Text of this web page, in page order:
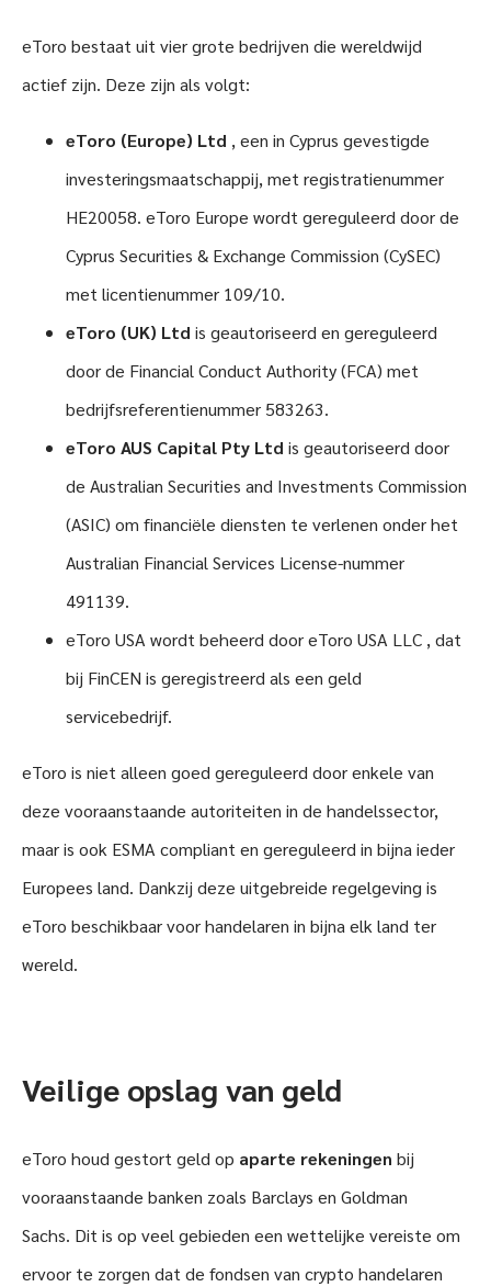
eToro bestaat uit vier grote bedrijven die wereldwijd
actief zijn. Deze zijn als volgt:
eToro (Europe) Ltd , een in Cyprus gevestigde
investeringsmaatschappij, met registratienummer
HE20058. eToro Europe wordt gereguleerd door de
Cyprus Securities & Exchange Commission (CySEC)
met licentienummer 109/10.
eToro (UK) Ltd is geautoriseerd en gereguleerd
door de Financial Conduct Authority (FCA) met
bedrijfsreferentienummer 583263.
eToro AUS Capital Pty Ltd is geautoriseerd door
de Australian Securities and Investments Commission
(ASIC) om financiële diensten te verlenen onder het
Australian Financial Services License-nummer
491139.
eToro USA wordt beheerd door eToro USA LLC , dat
bij FinCEN is geregistreerd als een geld
servicebedrijf.
eToro is niet alleen goed gereguleerd door enkele van
deze vooraanstaande autoriteiten in de handelssector,
maar is ook ESMA compliant en gereguleerd in bijna ieder
Europees land. Dankzij deze uitgebreide regelgeving is
eToro beschikbaar voor handelaren in bijna elk land ter
wereld.
Veilige opslag van geld
eToro houd gestort geld op aparte rekeningen bij
vooraanstaande banken zoals Barclays en Goldman
Sachs. Dit is op veel gebieden een wettelijke vereiste om
ervoor te zorgen dat de fondsen van crypto handelaren